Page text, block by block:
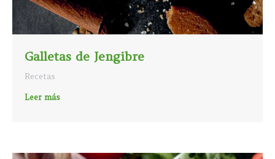
Galletas de Jengibre
Recetas
Leer más